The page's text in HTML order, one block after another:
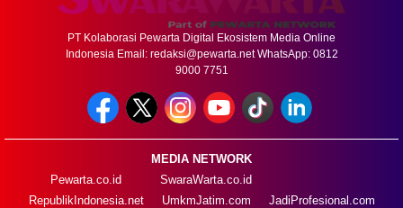
PT Kolaborasi Pewarta Digital Ekosistem Media Online
Indonesia Email: redaksi@pewarta.netWhatsApp: 0812
9000 7751
MEDIA NETWORK
Pewarta.co.id
RepublikIndonesia.net
SwaraWarta.co.id
UmkmJatim.com
JadiProfesional.com